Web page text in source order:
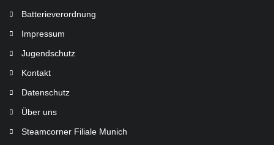
Batterieverordnung
Impressum
Jugendschutz
Kontakt
Datenschutz
Über uns
Steamcorner Filiale Munich